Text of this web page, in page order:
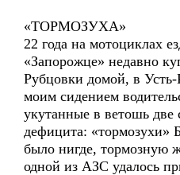
«ТОРМОЗУХА»
22 года на мотоциклах
«Запорожце» недавно
Рубцовки домой, в
моим сидением
укутанные в ветошь две
дефицита: «тормозухи»
было нигде, тормозную
одной из АЗС удалось